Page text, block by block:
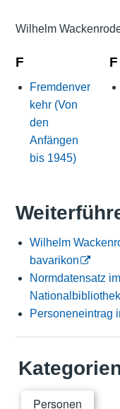
Wilhelm
F
Fremdenver
kehr (Von
den
Anfängen
bis 1945)
Wilhelm
bavarikon
Normdatensatz
Personeneintrag
Personen